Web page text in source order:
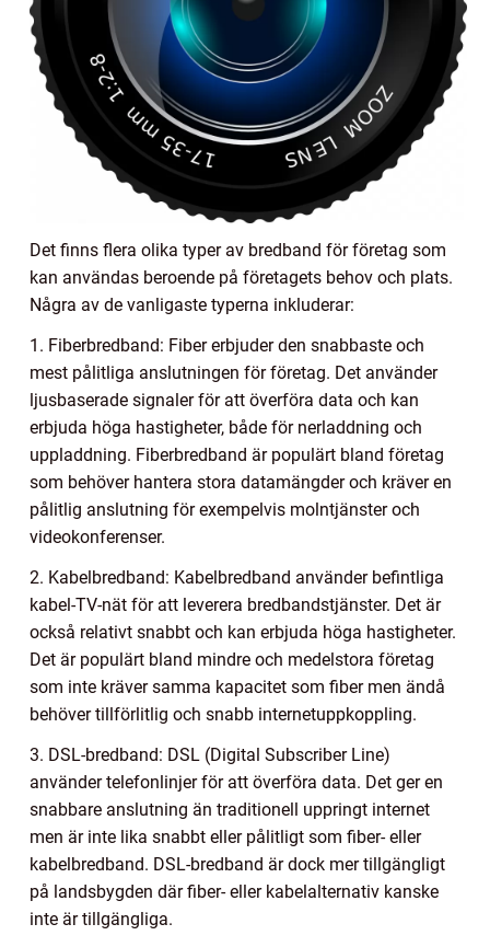
Det finns flera olika typer av bredband för företag som
kan användas beroende på företagets behov och plats.
Några av de vanligaste typerna inkluderar:
1. Fiberbredband: Fiber erbjuder den snabbaste och
mest pålitliga anslutningen för företag. Det använder
ljusbaserade signaler för att överföra data och kan
erbjuda höga hastigheter, både för nerladdning och
uppladdning. Fiberbredband är populärt bland företag
som behöver hantera stora datamängder och kräver en
pålitlig anslutning för exempelvis molntjänster och
videokonferenser.
2. Kabelbredband: Kabelbredband använder befintliga
kabel-TV-nät för att leverera bredbandstjänster. Det är
också relativt snabbt och kan erbjuda höga hastigheter.
Det är populärt bland mindre och medelstora företag
som inte kräver samma kapacitet som fiber men ändå
behöver tillförlitlig och snabb internetuppkoppling.
3. DSL-bredband: DSL (Digital Subscriber Line)
använder telefonlinjer för att överföra data. Det ger en
snabbare anslutning än traditionell uppringt internet
men är inte lika snabbt eller pålitligt som fiber- eller
kabelbredband. DSL-bredband är dock mer tillgängligt
på landsbygden där fiber- eller kabelalternativ kanske
inte är tillgängliga.